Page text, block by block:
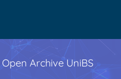
Open Archive UniBS